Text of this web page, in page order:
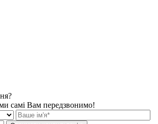
самі Вам передзвонимо!